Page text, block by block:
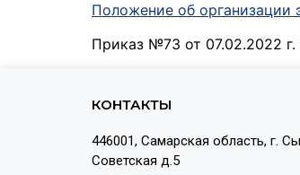
Положение об организации
Приказ №73 от 07.02.2022 г.
КОНТАКТЫ
446001, Самарская область, г.
Советская д.5